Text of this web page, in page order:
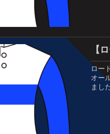
【
ロー
オー
まし